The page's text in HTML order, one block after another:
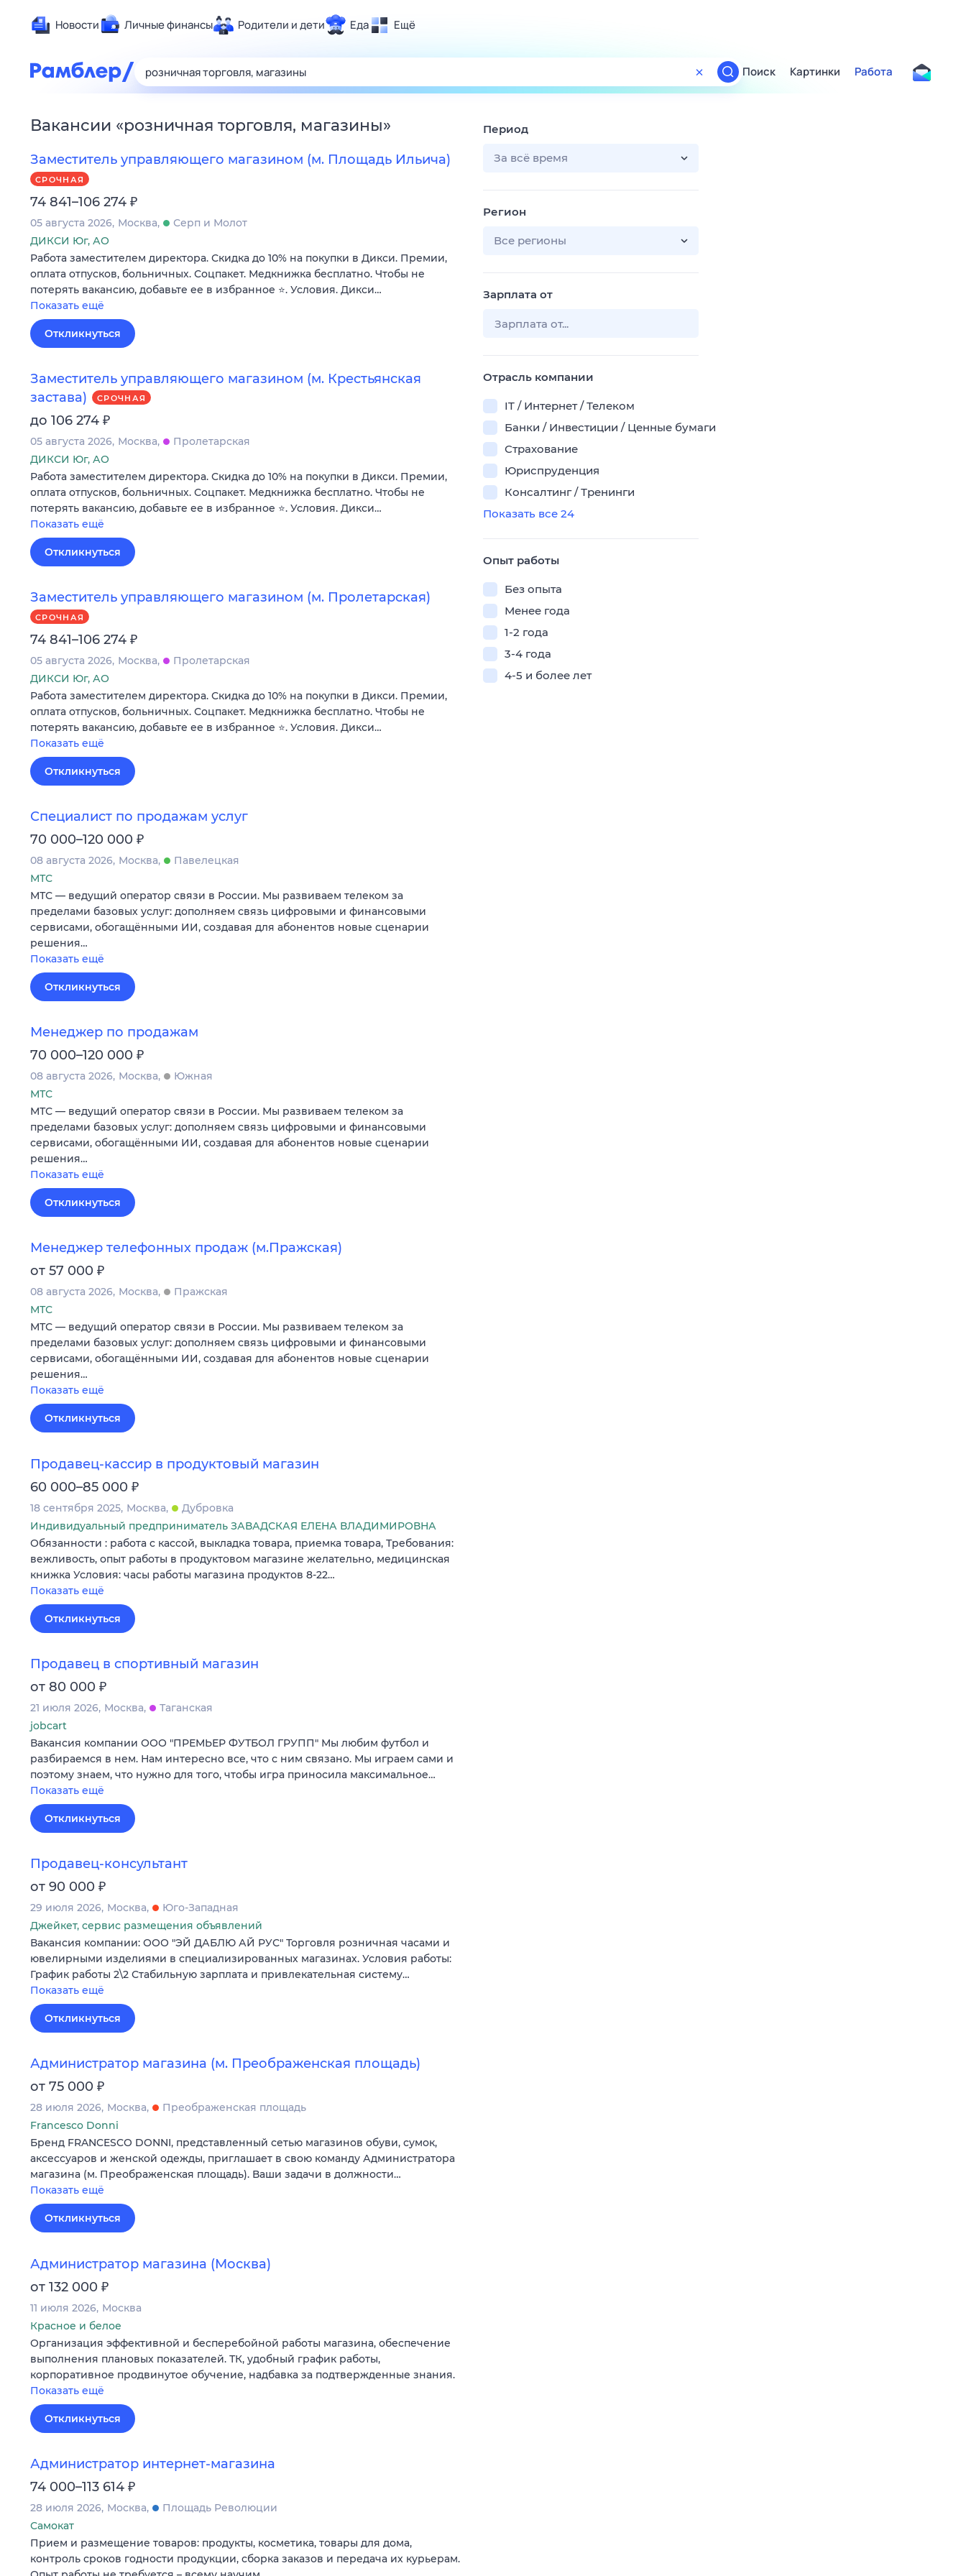
Новости Личные финансы Родители и дети Еда Ещё
Здоровье
Развлечения и отдых
Спорт
Карьера
Гороскопы
Поиск
ТВ-программа
Поиск Картинки Работа
Вакансии «розничная торговля, магазины»
Заместитель управляющего магазином (м. Площадь Ильича)
СРОЧНАЯ
74 841–106 274 ₽
05 августа 2026 Москва
Серп и Молот
ДИКСИ Юг, АО
Работа заместителем директора. Скидка до 10% на покупки в Дикси. Премии,
оплата отпусков, больничных. Соцпакет. Медкнижка бесплатно. Чтобы не
потерять вакансию, добавьте ее в избранное ⭐. Условия. Дикси…
Показать ещё
Откликнуться
Заместитель управляющего магазином (м. Крестьянская
застава)
СРОЧНАЯ
до 106 274 ₽
05 августа 2026 Москва
Пролетарская
ДИКСИ Юг, АО
Работа заместителем директора. Скидка до 10% на покупки в Дикси. Премии,
оплата отпусков, больничных. Соцпакет. Медкнижка бесплатно. Чтобы не
потерять вакансию, добавьте ее в избранное ⭐. Условия. Дикси…
Показать ещё
Откликнуться
Заместитель управляющего магазином (м. Пролетарская)
СРОЧНАЯ
74 841–106 274 ₽
05 августа 2026 Москва
Пролетарская
ДИКСИ Юг, АО
Работа заместителем директора. Скидка до 10% на покупки в Дикси. Премии,
оплата отпусков, больничных. Соцпакет. Медкнижка бесплатно. Чтобы не
потерять вакансию, добавьте ее в избранное ⭐. Условия. Дикси…
Показать ещё
Откликнуться
Специалист по продажам услуг
70 000–120 000 ₽
08 августа 2026 Москва
Павелецкая
МТС
МТС — ведущий оператор связи в России. Мы развиваем телеком за
пределами базовых услуг: дополняем связь цифровыми и финансовыми
сервисами, обогащёнными ИИ, создавая для абонентов новые сценарии
решения…
Показать ещё
Откликнуться
Менеджер по продажам
70 000–120 000 ₽
08 августа 2026 Москва
Южная
МТС
МТС — ведущий оператор связи в России. Мы развиваем телеком за
пределами базовых услуг: дополняем связь цифровыми и финансовыми
сервисами, обогащёнными ИИ, создавая для абонентов новые сценарии
решения…
Показать ещё
Откликнуться
Менеджер телефонных продаж (м.Пражская)
от 57 000 ₽
08 августа 2026 Москва
Пражская
МТС
МТС — ведущий оператор связи в России. Мы развиваем телеком за
пределами базовых услуг: дополняем связь цифровыми и финансовыми
сервисами, обогащёнными ИИ, создавая для абонентов новые сценарии
решения…
Показать ещё
Откликнуться
Продавец-кассир в продуктовый магазин
60 000–85 000 ₽
18 сентября 2025 Москва
Дубровка
Индивидуальный предприниматель ЗАВАДСКАЯ ЕЛЕНА ВЛАДИМИРОВНА
Обязанности : работа с кассой, выкладка товара, приемка товара, Требования:
вежливость, опыт работы в продуктовом магазине желательно, медицинская
книжка Условия: часы работы магазина продуктов 8-22…
Показать ещё
Откликнуться
Продавец в спортивный магазин
от 80 000 ₽
21 июля 2026 Москва
Таганская
jobcart
Вакансия компании ООО "ПРЕМЬЕР ФУТБОЛ ГРУПП" Мы любим футбол и
разбираемся в нем. Нам интересно все, что с ним связано. Мы играем сами и
поэтому знаем, что нужно для того, чтобы игра приносила максимальное…
Показать ещё
Откликнуться
Продавец-консультант
от 90 000 ₽
29 июля 2026 Москва
Юго-Западная
Джейкет, сервис размещения объявлений
Вакансия компании: ООО "ЭЙ ДАБЛЮ АЙ РУС" Торговля розничная часами и
ювелирными изделиями в специализированных магазинах. Условия работы:
График работы 2\2 Стабильную зарплата и привлекательная систему…
Показать ещё
Откликнуться
Администратор магазина (м. Преображенская площадь)
от 75 000 ₽
28 июля 2026 Москва
Преображенская площадь
Francesco Donni
Бренд FRANCESCO DONNI, представленный сетью магазинов обуви, сумок,
аксессуаров и женской одежды, приглашает в свою команду Администратора
магазина (м. Преображенская площадь). Ваши задачи в должности…
Показать ещё
Откликнуться
Администратор магазина (Москва)
от 132 000 ₽
11 июля 2026 Москва
Красное и белое
Организация эффективной и бесперебойной работы магазина, обеспечение
выполнения плановых показателей. ТК, удобный график работы,
корпоративное продвинутое обучение, надбавка за подтвержденные знания.
Показать ещё
Откликнуться
Администратор интернет-магазина
74 000–113 614 ₽
28 июля 2026 Москва
Площадь Революции
Самокат
Прием и размещение товаров: продукты, косметика, товары для дома,
контроль сроков годности продукции, сборка заказов и передача их курьерам.
Период
За всё время
Регион
Все регионы
Зарплата от
Отрасль компании
IT / Интернет / Телеком
Банки / Инвестиции / Ценные бумаги
Страхование
Юриспруденция
Консалтинг / Тренинги
Показать все 24
Опыт работы
Без опыта
Менее года
1-2 года
3-4 года
4-5 и более лет